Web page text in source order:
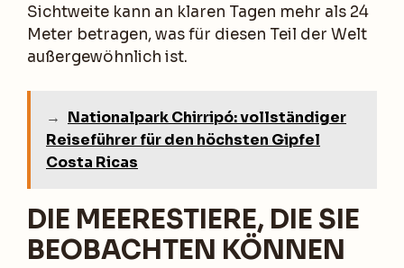
Sichtweite kann an klaren Tagen mehr als 24
Meter betragen, was für diesen Teil der Welt
außergewöhnlich ist.
→ Nationalpark Chirripó: vollständiger
Reiseführer für den höchsten Gipfel
Costa Ricas
DIE MEERESTIERE, DIE SIE
BEOBACHTEN KÖNNEN